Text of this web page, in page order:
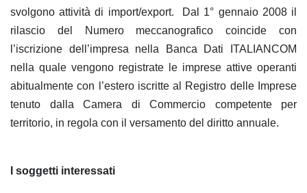
svolgono attività di import/export. Dal 1° gennaio 2008 il
rilascio del Numero meccanografico coincide con
l’iscrizione dell’impresa nella Banca Dati ITALIANCOM
nella quale vengono registrate le imprese attive operanti
abitualmente con l’estero iscritte al Registro delle Imprese
tenuto dalla Camera di Commercio competente per
territorio, in regola con il versamento del diritto annuale.
I soggetti interessati